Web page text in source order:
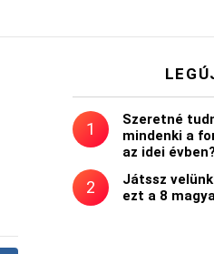
Szeretné
mindenki a
az idei évben?
Játssz
ezt a 8